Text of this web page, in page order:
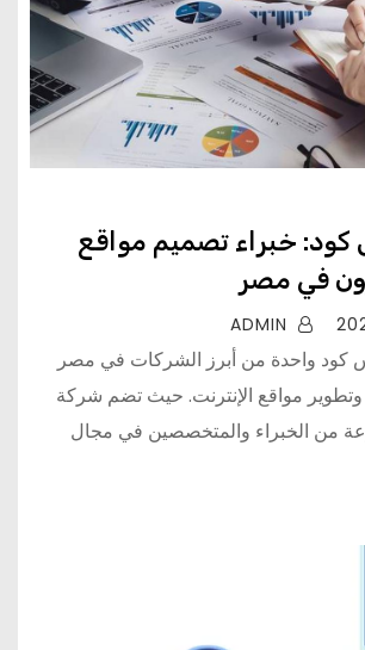
خبراء تصميم مواقع
في مصر
واحدة من أبرز الشركات في مصر
وتطوير مواقع الإنترنت. حيث تضم شركة
من الخبراء والمتخصصين في مجال